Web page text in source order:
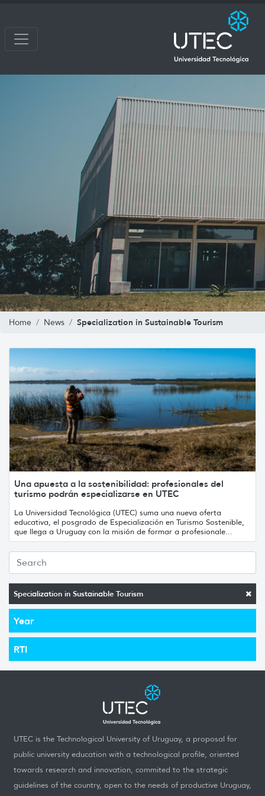
Home News Specialization in Sustainable Tourism
Specialization in Sustainable Tourism
Year
RTI
Una apuesta a la sostenibilidad: profesionales del
turismo podrán especializarse en UTEC
La Universidad Tecnológica (UTEC) suma una nueva oferta
educativa, el posgrado de Especialización en Turismo Sostenible,
que llega a Uruguay con la misión de formar a profesionale...
UTEC is the Technological University of Uruguay, a proposal for
public university education with a technological profile, oriented
towards research and innovation, commited to the strategic
guidelines of the country, open to the needs of productive Uruguay,